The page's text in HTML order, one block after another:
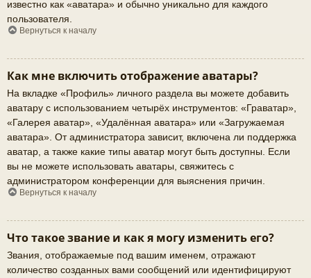
известно как «аватара» и обычно уникально для каждого
пользователя.
Вернуться к началу
Как мне включить отображение аватары?
На вкладке «Профиль» личного раздела вы можете добавить
аватару с использованием четырёх инструментов: «Граватар»,
«Галерея аватар», «Удалённая аватара» или «Загружаемая
аватара». От администратора зависит, включена ли поддержка
аватар, а также какие типы аватар могут быть доступны. Если
вы не можете использовать аватары, свяжитесь с
администратором конференции для выяснения причин.
Вернуться к началу
Что такое звание и как я могу изменить его?
Звания, отображаемые под вашим именем, отражают
количество созданных вами сообщений или идентифицируют